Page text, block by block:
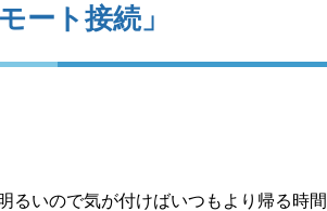
ート接続」
るいので気が付けばいつもより帰る時